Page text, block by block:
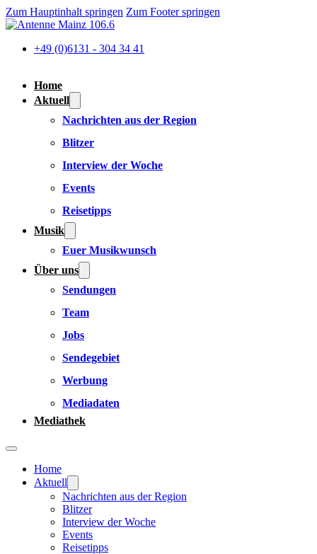
Zum Hauptinhalt springen Zum Footer springen
+49 (0)6131 - 304 34 41
Home
Aktuell
Nachrichten aus der Region
Blitzer
Interview der Woche
Events
Reisetipps
Musik
Euer Musikwunsch
Über uns
Sendungen
Team
Jobs
Sendegebiet
Werbung
Mediadaten
Mediathek
Home
Aktuell
Nachrichten aus der Region
Blitzer
Interview der Woche
Events
Reisetipps